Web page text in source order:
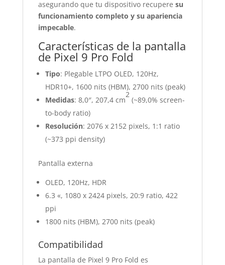
asegurando que tu dispositivo recupere su
funcionamiento completo y su apariencia
impecable.
Características de la pantalla
de Pixel 9 Pro Fold
Tipo: Plegable LTPO OLED, 120Hz,
HDR10+, 1600 nits (HBM), 2700 nits (peak)
Medidas: 8,0″, 207,4 cm
2
(~89,0% screen-
to-body ratio)
Resolución: 2076 x 2152 pixels, 1:1 ratio
(~373 ppi density)
Pantalla externa
OLED, 120Hz, HDR
6.3 «, 1080 x 2424 pixels, 20:9 ratio, 422
ppi
1800 nits (HBM), 2700 nits (peak)
Compatibilidad
La pantalla de Pixel 9 Pro Fold es